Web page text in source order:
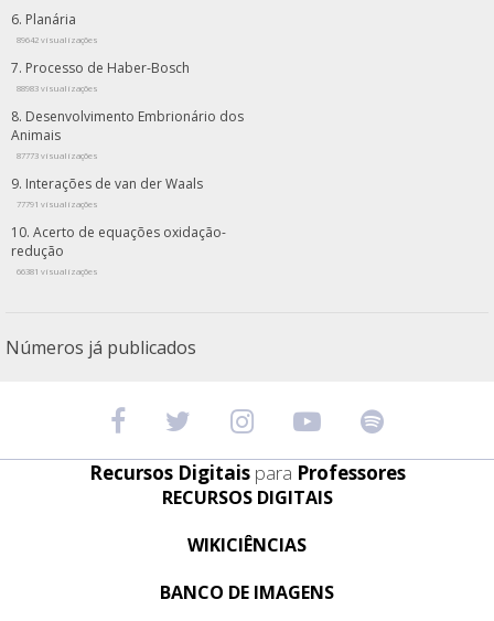
Planária
89642 visualizações
Processo de Haber-Bosch
88983 visualizações
Desenvolvimento Embrionário dos
Animais
87773 visualizações
Interações de van der Waals
77791 visualizações
Acerto de equações oxidação-
redução
66381 visualizações
Números já publicados
Recursos Digitais para Professores
RECURSOS DIGITAIS
WIKICIÊNCIAS
BANCO DE IMAGENS